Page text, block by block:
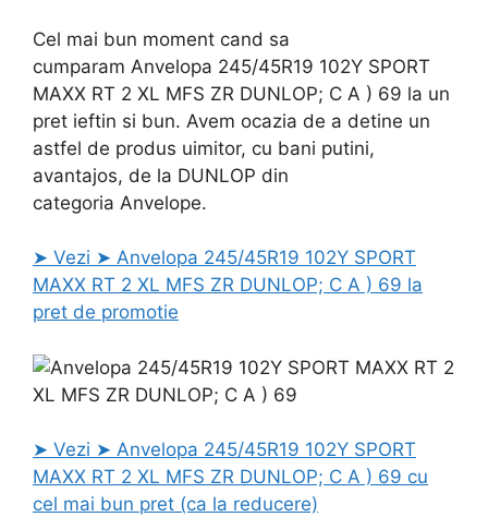
Cel mai bun moment cand sa
cumparam Anvelopa 245/45R19 102Y SPORT
MAXX RT 2 XL MFS ZR DUNLOP; C A ) 69 la un
pret ieftin si bun. Avem ocazia de a detine un
astfel de produs uimitor, cu bani putini,
avantajos, de la DUNLOP din
categoria Anvelope.
➤ Vezi ➤ Anvelopa 245/45R19 102Y SPORT
MAXX RT 2 XL MFS ZR DUNLOP; C A ) 69 la
pret de promotie
➤ Vezi ➤ Anvelopa 245/45R19 102Y SPORT
MAXX RT 2 XL MFS ZR DUNLOP; C A ) 69 cu
cel mai bun pret (ca la reducere)